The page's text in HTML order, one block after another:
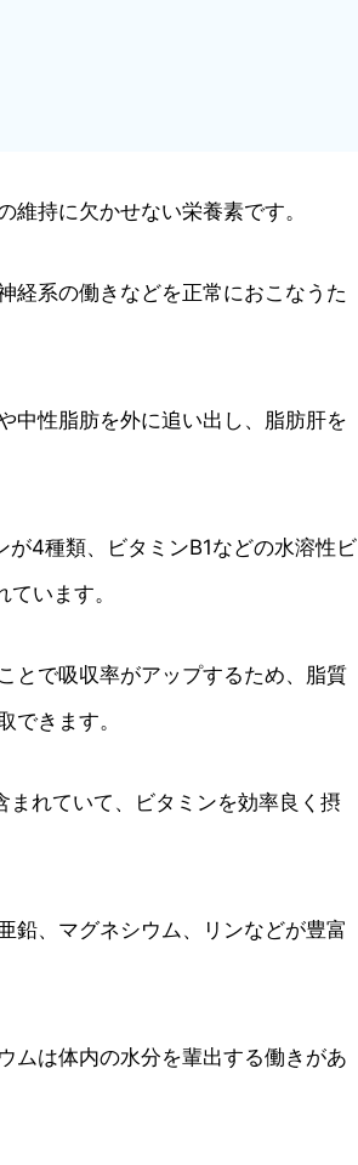
維持に欠かせない栄養素です。
経系の働きなどを正常におこなうた
中性脂肪を外に追い出し、脂肪肝を
4種類、ビタミンB1などの水溶性ビ
います。
とで吸収率がアップするため、脂質
できます。
れていて、ビタミンを効率良く摂
鉛、マグネシウム、リンなどが豊富
ムは体内の水分を輩出する働きがあ